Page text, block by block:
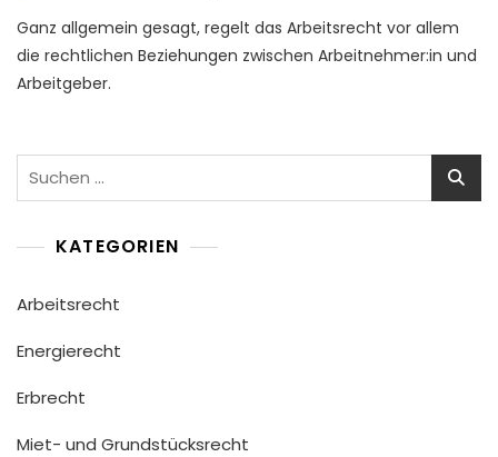
Ganz allgemein gesagt, regelt das Arbeitsrecht vor allem
die rechtlichen Beziehungen zwischen Arbeitnehmer:in und
Arbeitgeber.
Suchen
KATEGORIEN
Arbeitsrecht
Energierecht
Erbrecht
Miet- und Grundstücksrecht